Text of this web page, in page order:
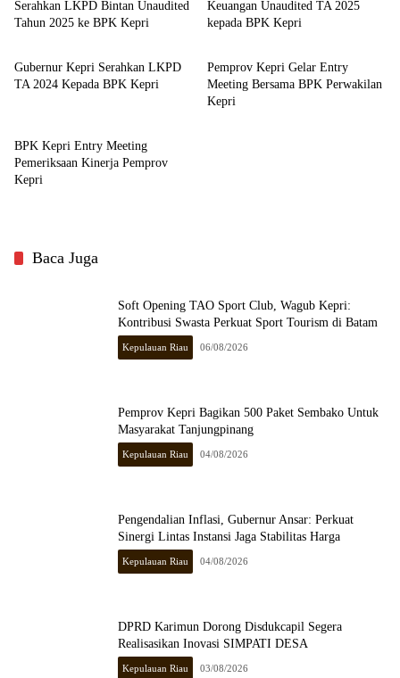
Serahkan LKPD Bintan Unaudited
Tahun 2025 ke BPK Kepri
Keuangan Unaudited TA 2025
kepada BPK Kepri
Kepulauan Riau
Gubernur Kepri Serahkan LKPD
TA 2024 Kepada BPK Kepri
Kepulauan Riau
Pemprov Kepri Gelar Entry
Meeting Bersama BPK Perwakilan
Kepri
BPK Kepri Entry Meeting
Pemeriksaan Kinerja Pemprov
Kepri
Baca Juga
Soft Opening TAO Sport Club, Wagub Kepri:
Kontribusi Swasta Perkuat Sport Tourism di Batam
Kepulauan Riau 06/08/2026
Pemprov Kepri Bagikan 500 Paket Sembako Untuk
Masyarakat Tanjungpinang
Kepulauan Riau 04/08/2026
Pengendalian Inflasi, Gubernur Ansar: Perkuat
Sinergi Lintas Instansi Jaga Stabilitas Harga
Kepulauan Riau 04/08/2026
DPRD Karimun Dorong Disdukcapil Segera
Realisasikan Inovasi SIMPATI DESA
Kepulauan Riau 03/08/2026